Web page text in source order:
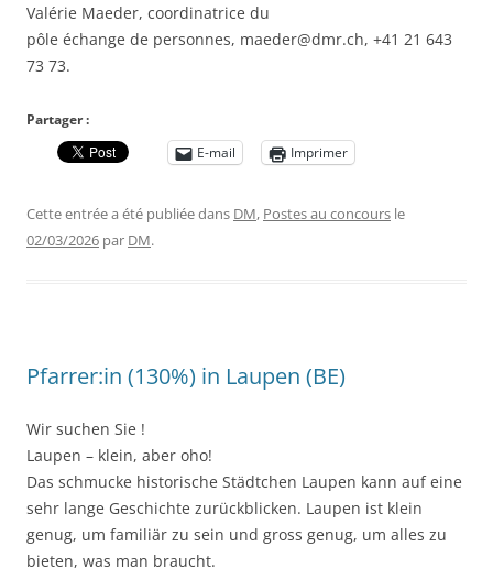
Valérie Maeder, coordinatrice du
pôle échange de personnes, maeder@dmr.ch, +41 21 643
73 73.
Partager :
E-mail
Imprimer
Cette entrée a été publiée dans DM, Postes au concours le
02/03/2026 par DM.
Pfarrer:in (130%) in Laupen (BE)
Wir suchen Sie !
Laupen – klein, aber oho!
Das schmucke historische Städtchen Laupen kann auf eine
sehr lange Geschichte zurückblicken. Laupen ist klein
genug, um familiär zu sein und gross genug, um alles zu
bieten, was man braucht.